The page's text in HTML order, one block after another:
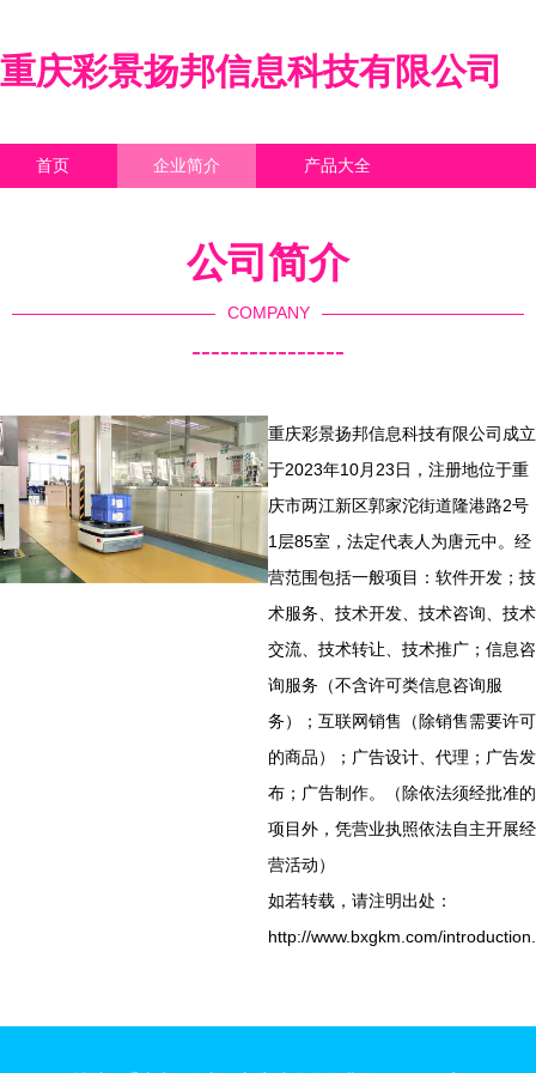
重庆彩景扬邦信息科技有限公司
首页 企业简介 产品大全
公司简介
COMPANY
----------------
重庆彩景扬邦信息科技有限公司成立
于2023年10月23日，注册地位于重
庆市两江新区郭家沱街道隆港路2号
1层85室，法定代表人为唐元中。经
营范围包括一般项目：软件开发；技
术服务、技术开发、技术咨询、技术
交流、技术转让、技术推广；信息咨
询服务（不含许可类信息咨询服
务）；互联网销售（除销售需要许可
的商品）；广告设计、代理；广告发
布；广告制作。（除依法须经批准的
项目外，凭营业执照依法自主开展经
营活动）
如若转载，请注明出处：
http://www.bxgkm.com/